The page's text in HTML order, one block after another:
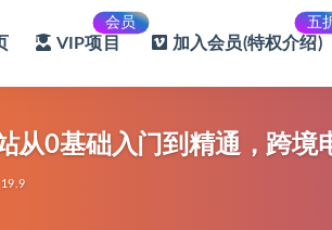
VIP项目
会员
加入会员(特权介绍)
五
从0基础入门到精通，跨境
19.9